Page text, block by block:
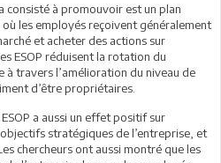
consisté à promouvoir est un plan
les employés reçoivent généralement
et acheter des actions sur
ESOP réduisent la rotation du
à travers l’amélioration du niveau de
d’être propriétaires.
a aussi un effet positif sur
stratégiques de l’entreprise, et
chercheurs ont aussi montré que les